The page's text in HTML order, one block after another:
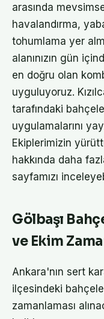
arasında
havalandırma,
tohumlama yer
alanınızın gün
en doğru olan
uyguluyoruz.
tarafındaki
uygulamalarını
Ekiplerimizin
hakkında daha
sayfamızı
Gölbaşı
ve Ekim
Ankara'nın sert
ilçesindeki
zamanlaması